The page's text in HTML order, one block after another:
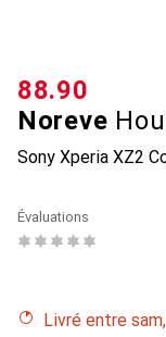
Noreve
Sony Xperia XZ2
CHF
88.90
Évaluations
Livré entre